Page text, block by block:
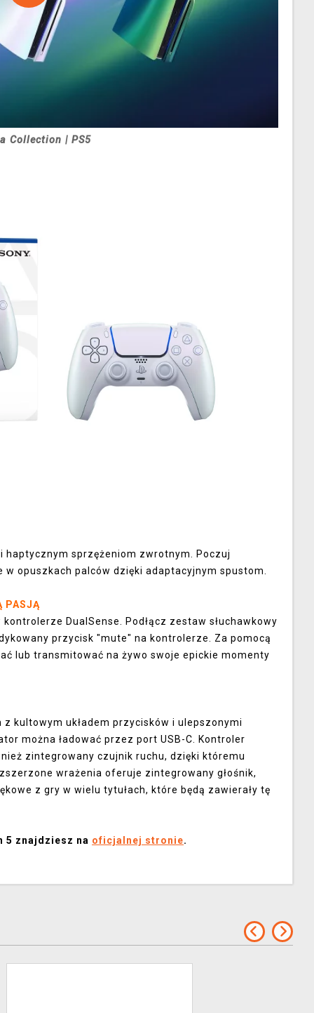
Collection | PS5
sprzężeniom zwrotnym. Poczuj
opuszkach palców dzięki adaptacyjnym spustom.
PASJĄ
DualSense. Podłącz zestaw słuchawkowy
przycisk "mute" na kontrolerze. Za pomocą
lub transmitować na żywo swoje epickie momenty
kultowym układem przycisków i ulepszonymi
można ładować przez port USB-C. Kontroler
zintegrowany czujnik ruchu, dzięki któremu
wrażenia oferuje zintegrowany głośnik,
z gry w wielu tytułach, które będą zawierały tę
5 znajdziesz na oficjalnej stronie.